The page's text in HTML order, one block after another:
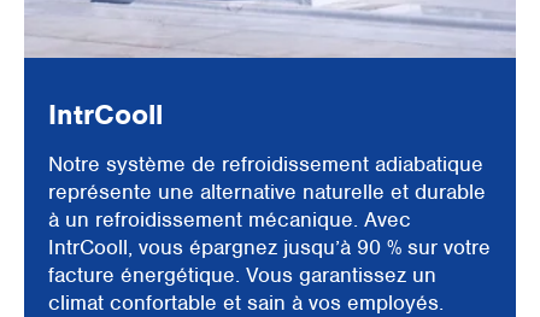
IntrCooll
Notre système de refroidissement adiabatique
représente une alternative naturelle et durable
à un refroidissement mécanique. Avec
IntrCooll, vous épargnez jusqu’à 90 % sur votre
facture énergétique. Vous garantissez un
climat confortable et sain à vos employés.